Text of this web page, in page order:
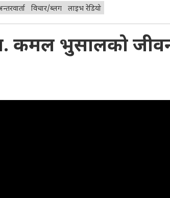
विचार/ब्लग लाइभ रेडियो
भुसालको जीवन